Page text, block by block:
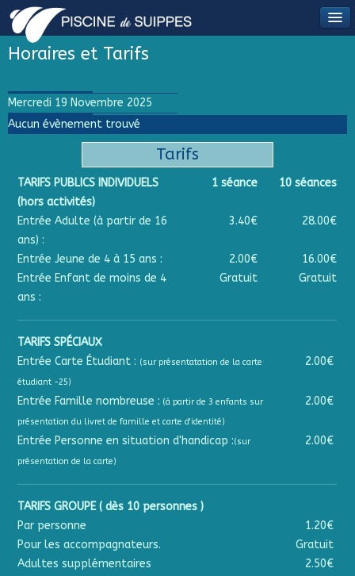
Horaires et Tarifs
Mercredi 19 Novembre 2025
Aucun évènement trouvé
Tarifs
TARIFS PUBLICS INDIVIDUELS
(hors activités)
1 séance 10 séances
Entrée Adulte (à partir de 16
ans) :
3.40€ 28.00€
Entrée Jeune de 4 à 15 ans : 2.00€
16.00€
Entrée Enfant de moins de 4
ans :
Gratuit Gratuit
TARIFS SPÉCIAUX
Entrée Carte Étudiant : (sur présentatation de la carte
étudiant -25)
2.00€
Entrée Famille nombreuse : (à partir de 3 enfants sur
présentation du livret de famille et carte d'identité)
2.00€
Entrée Personne en situation d'handicap :(sur
présentation de la carte)
2.00€
TARIFS GROUPE ( dès 10 personnes )
Par personne
1.20€
Pour les accompagnateurs.
Gratuit
Adultes supplémentaires
2.50€